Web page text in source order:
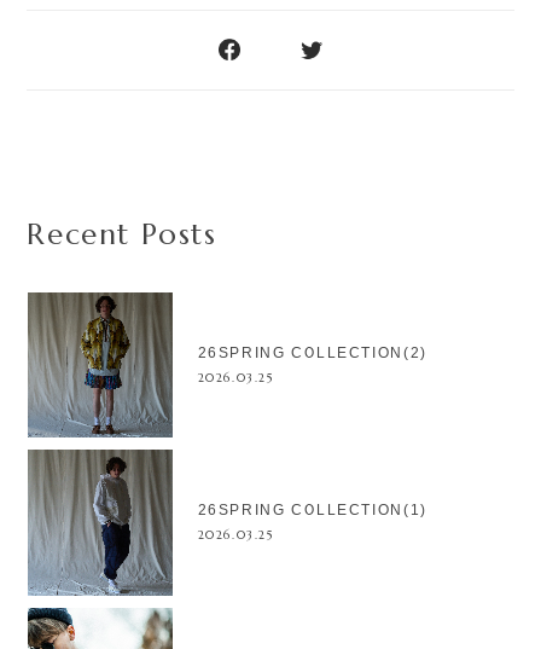
Recent Posts
26SPRING COLLECTION(2)
2026.03.25
26SPRING COLLECTION(1)
2026.03.25